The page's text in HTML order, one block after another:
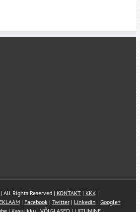
All Rights Reserved | KONTAKT| KKK|
| Facebook| Twitter| Linkedin | Google+